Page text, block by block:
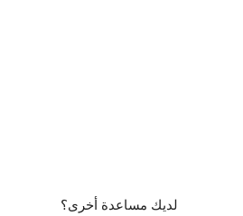
لديك مساعدة أخرى؟